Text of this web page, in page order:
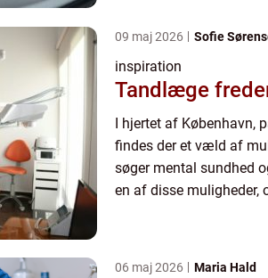
livskvalitet. M...
09 maj 2026 Sofie
inspiration
Tandlæge
I hjertet af København,
findes der et væld af
søger mental sundhed
en af disse muligheder,
06 maj 2026 Maria Hald